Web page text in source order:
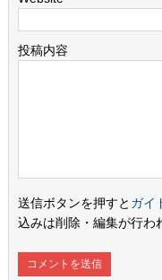
投稿内容
送信ボタンを押すと ガイ
込みは削除・編集が行わ